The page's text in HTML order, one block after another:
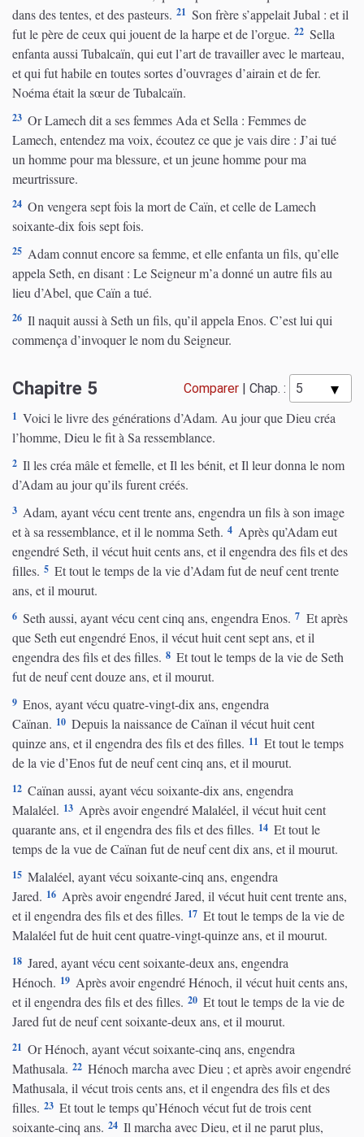
dans des tentes, et des pasteurs. 21 Son frère s’appelait Jubal : et il
fut le père de ceux qui jouent de la harpe et de l’orgue. 22 Sella
enfanta aussi Tubalcaïn, qui eut l’art de travailler avec le marteau,
et qui fut habile en toutes sortes d’ouvrages d’airain et de fer.
Noéma était la sœur de Tubalcaïn.
23 Or Lamech dit a ses femmes Ada et Sella : Femmes de
Lamech, entendez ma voix, écoutez ce que je vais dire : J’ai tué
un homme pour ma blessure, et un jeune homme pour ma
meurtrissure.
24 On vengera sept fois la mort de Caïn, et celle de Lamech
soixante-dix fois sept fois.
25 Adam connut encore sa femme, et elle enfanta un fils, qu’elle
appela Seth, en disant : Le Seigneur m’a donné un autre fils au
lieu d’Abel, que Caïn a tué.
26 Il naquit aussi à Seth un fils, qu’il appela Enos. C’est lui qui
commença d’invoquer le nom du Seigneur.
Chapitre 5 Comparer | Chap. :
1 Voici le livre des générations d’Adam. Au jour que Dieu créa
l’homme, Dieu le fit à Sa ressemblance.
2 Il les créa mâle et femelle, et Il les bénit, et Il leur donna le nom
d’Adam au jour qu’ils furent créés.
3 Adam, ayant vécu cent trente ans, engendra un fils à son image
et à sa ressemblance, et il le nomma Seth. 4 Après qu’Adam eut
engendré Seth, il vécut huit cents ans, et il engendra des fils et des
filles. 5 Et tout le temps de la vie d’Adam fut de neuf cent trente
ans, et il mourut.
6 Seth aussi, ayant vécu cent cinq ans, engendra Enos. 7 Et après
que Seth eut engendré Enos, il vécut huit cent sept ans, et il
engendra des fils et des filles. 8 Et tout le temps de la vie de Seth
fut de neuf cent douze ans, et il mourut.
9 Enos, ayant vécu quatre-vingt-dix ans, engendra
Caïnan. 10 Depuis la naissance de Caïnan il vécut huit cent
quinze ans, et il engendra des fils et des filles. 11 Et tout le temps
de la vie d’Enos fut de neuf cent cinq ans, et il mourut.
12 Caïnan aussi, ayant vécu soixante-dix ans, engendra
Malaléel. 13 Après avoir engendré Malaléel, il vécut huit cent
quarante ans, et il engendra des fils et des filles. 14 Et tout le
temps de la vue de Caïnan fut de neuf cent dix ans, et il mourut.
15 Malaléel, ayant vécu soixante-cinq ans, engendra
Jared. 16 Après avoir engendré Jared, il vécut huit cent trente ans,
et il engendra des fils et des filles. 17 Et tout le temps de la vie de
Malaléel fut de huit cent quatre-vingt-quinze ans, et il mourut.
18 Jared, ayant vécu cent soixante-deux ans, engendra
Hénoch. 19 Après avoir engendré Hénoch, il vécut huit cents ans,
et il engendra des fils et des filles. 20 Et tout le temps de la vie de
Jared fut de neuf cent soixante-deux ans, et il mourut.
21 Or Hénoch, ayant vécut soixante-cinq ans, engendra
Mathusala. 22 Hénoch marcha avec Dieu ; et après avoir engendré
Mathusala, il vécut trois cents ans, et il engendra des fils et des
filles. 23 Et tout le temps qu’Hénoch vécut fut de trois cent
soixante-cinq ans. 24 Il marcha avec Dieu, et il ne parut plus,